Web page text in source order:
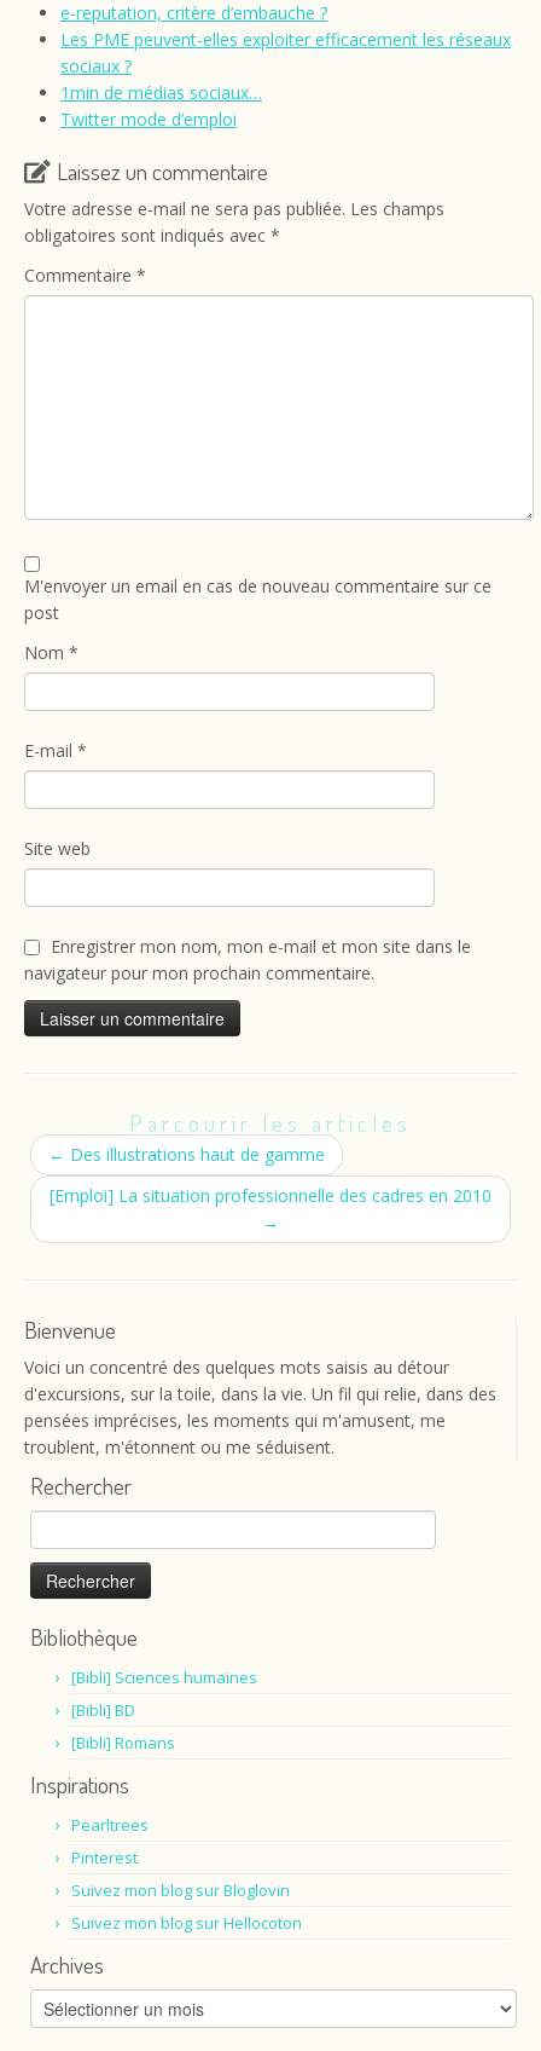
e-reputation, critère d’embauche ?
Les PME peuvent-elles exploiter efficacement les réseaux
sociaux ?
1min de médias sociaux…
Twitter mode d’emploi
Laissez un commentaire
Votre adresse e-mail ne sera pas publiée. Les champs
obligatoires sont indiqués avec *
Commentaire *
M'envoyer un email en cas de nouveau commentaire sur ce
post
Nom *
E-mail *
Site web
Enregistrer mon nom, mon e-mail et mon site dans le
navigateur pour mon prochain commentaire.
Parcourir les articles
← Des illustrations haut de gamme
[Emploi] La situation professionnelle des cadres en 2010
→
Bienvenue
Voici un concentré des quelques mots saisis au détour
d'excursions, sur la toile, dans la vie. Un fil qui relie, dans des
pensées imprécises, les moments qui m'amusent, me
troublent, m'étonnent ou me séduisent.
Rechercher
Rechercher :
Bibliothèque
[Bibli] Sciences humaines
[Bibli] BD
[Bibli] Romans
Inspirations
Pearltrees
Pinterest
Suivez mon blog sur Bloglovin
Suivez mon blog sur Hellocoton
Archives
Archives